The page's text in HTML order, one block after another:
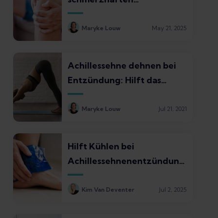
Rückschlägen bei
Verletzungen um
Maryke Louw May 21, 2025
Achillessehne dehnen bei
Entzündung: Hilft das
wirklich?
Maryke Louw Jul 21, 2021
Hilft Kühlen bei
Achillessehnenentzündung
en?
Kim Van Deventer Jul 2, 2025